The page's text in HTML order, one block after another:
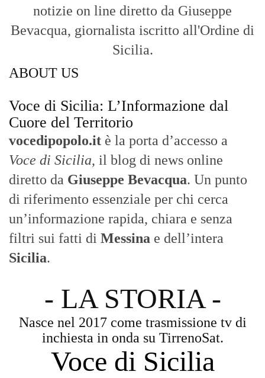
notizie on line diretto da Giuseppe
Bevacqua, giornalista iscritto all'Ordine di
Sicilia.
ABOUT US
Voce di Sicilia: L’Informazione dal
Cuore del Territorio
vocedipopolo.it è la porta d’accesso a
Voce di Sicilia, il blog di news online
diretto da Giuseppe Bevacqua. Un punto
di riferimento essenziale per chi cerca
un’informazione rapida, chiara e senza
filtri sui fatti di Messina e dell’intera
Sicilia.
- LA STORIA -
Nasce nel 2017 come trasmissione tv di
inchiesta in onda su TirrenoSat.
Voce di Sicilia